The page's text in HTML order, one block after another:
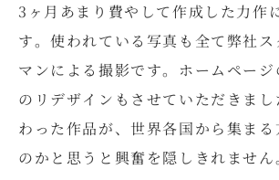
3ヶ月あまり費やして作成した力作
す。使われている写真も全て弊社ス
マンによる撮影です。ホームペー
のリデザインもさせていただきま
わった作品が、世界各国から集まる
のかと思うと興奮を隠しきれません